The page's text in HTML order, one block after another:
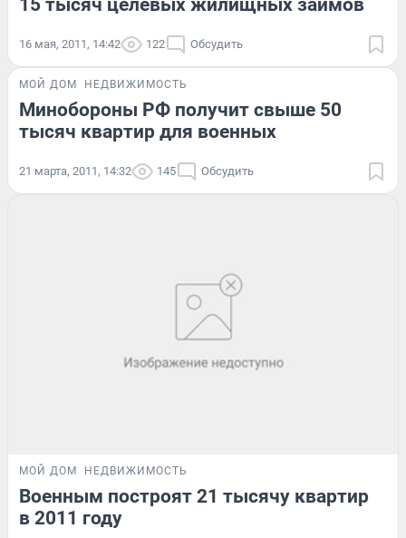
16 мая, 2011, 14:42 122 Обсудить
МОЙ ДОМ НЕДВИЖИМОСТЬ
Минобороны РФ получит свыше 50
тысяч квартир для военных
21 марта, 2011, 14:32 145 Обсудить
МОЙ ДОМ НЕДВИЖИМОСТЬ
Военным построят 21 тысячу квартир
в 2011 году